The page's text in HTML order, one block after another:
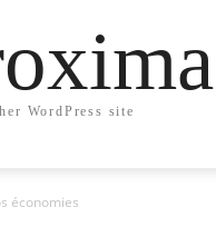
WordPress site
économies